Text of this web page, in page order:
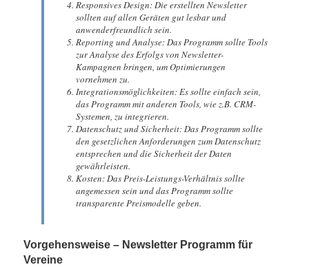
Responsives Design: Die erstellten Newsletter
sollten auf allen Geräten gut lesbar und
anwenderfreundlich sein.
Reporting und Analyse: Das Programm sollte Tools
zur Analyse des Erfolgs von Newsletter-
Kampagnen bringen, um Optimierungen
vornehmen zu.
Integrationsmöglichkeiten: Es sollte einfach sein,
das Programm mit anderen Tools, wie z.B. CRM-
Systemen, zu integrieren.
Datenschutz und Sicherheit: Das Programm sollte
den gesetzlichen Anforderungen zum Datenschutz
entsprechen und die Sicherheit der Daten
gewährleisten.
Kosten: Das Preis-Leistungs-Verhältnis sollte
angemessen sein und das Programm sollte
transparente Preismodelle geben.
Vorgehensweise – Newsletter Programm für
Vereine